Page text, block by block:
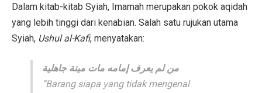
Dalam kitab-kitab Syiah, Imamah merupakan pokok aqidah
yang lebih tinggi dari kenabian. Salah satu rujukan utama
Syiah, Ushul al-Kafi, menyatakan:
من لم يعرف إمامه مات ميتة جاهلية
“Barang siapa yang tidak mengenal